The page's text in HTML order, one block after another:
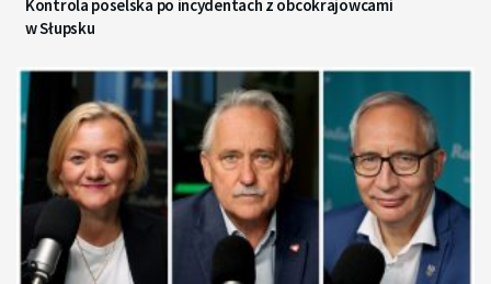
Kontrola poselska po incydentach z obcokrajowcami
w Słupsku